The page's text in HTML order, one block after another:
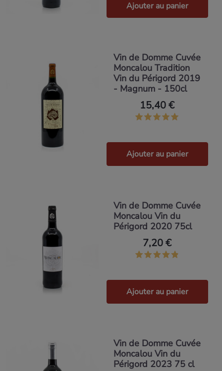
Ajouter au panier
Vin de Domme Cuvée
Moncalou Tradition
Vin du Périgord 2019
- Magnum - 150cl
15,40 €
Ajouter au panier
Vin de Domme Cuvée
Moncalou Vin du
Périgord 2020 75cl
7,20 €
Ajouter au panier
Vin de Domme Cuvée
Moncalou Vin du
Périgord 2023 75 cl